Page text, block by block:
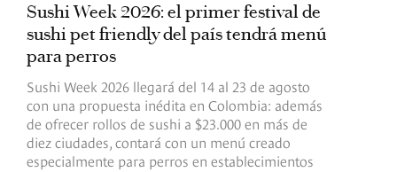
Sushi Week 2026: el primer festival de
sushi pet friendly del país tendrá menú
para perros
Sushi Week 2026 llegará del 14 al 23 de agosto
con una propuesta inédita en Colombia: además
de ofrecer rollos de sushi a $23.000 en más de
diez ciudades, contará con un menú creado
especialmente para perros en establecimientos